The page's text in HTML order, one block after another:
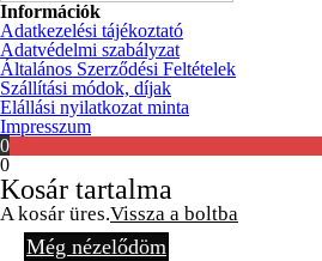
Információk
Adatkezelési tájékoztató
Adatvédelmi szabályzat
Általános Szerződési Feltételek
Szállítási módok, díjak
Elállási nyilatkozat minta
Impresszum
0
0
Kosár tartalma
A kosár üres.Vissza a boltba
Még nézelődöm